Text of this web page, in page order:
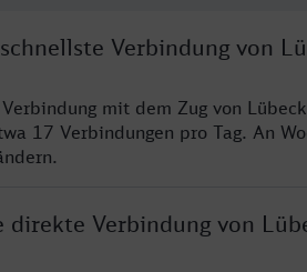
Verbindung von
mit dem Zug von
17 Verbindungen pro Tag. An
direkte Verbindung von